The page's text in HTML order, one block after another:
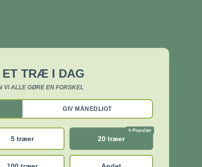
ET TRÆ I DAG
VI ALLE GØRE EN FORSKEL
GIV MÅNEDLIGT
5 træer 20 træer